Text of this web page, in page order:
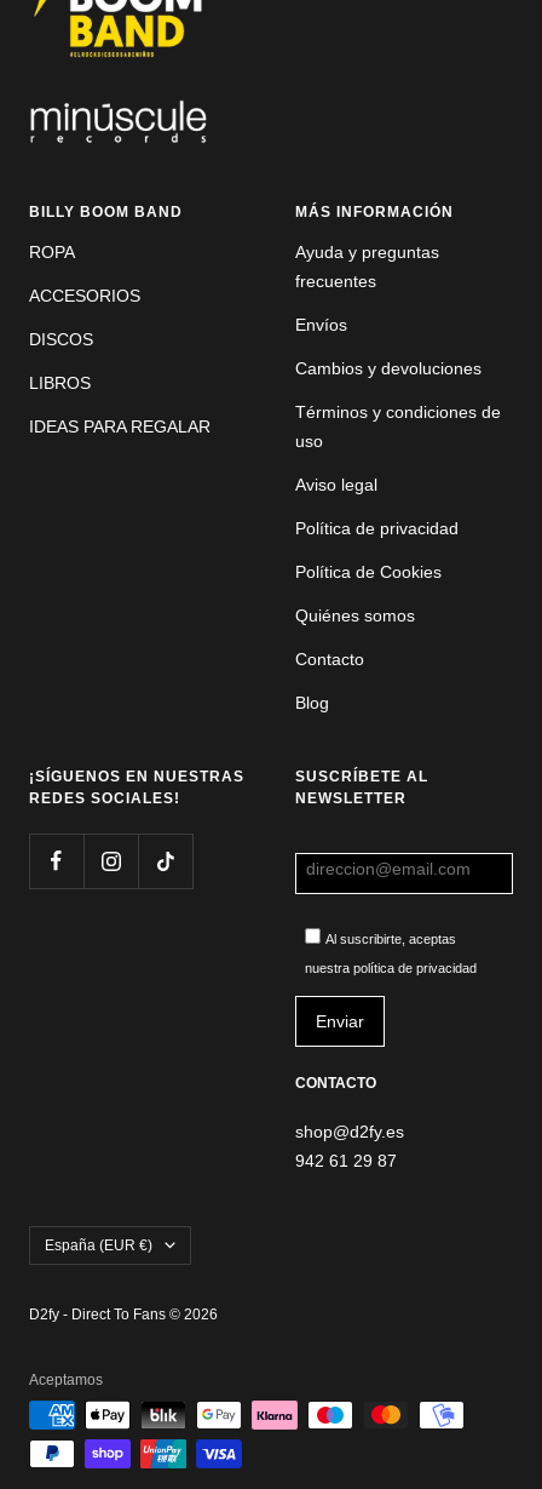
BILLY BOOM BAND
ROPA
ACCESORIOS
DISCOS
LIBROS
IDEAS PARA REGALAR
MÁS INFORMACIÓN
Ayuda y preguntas
frecuentes
Envíos
Cambios y devoluciones
Términos y condiciones de
uso
Aviso legal
Política de privacidad
Política de Cookies
Quiénes somos
Contacto
Blog
¡SÍGUENOS EN NUESTRAS
REDES SOCIALES!
SUSCRÍBETE AL
NEWSLETTER
Al suscribirte, aceptas
nuestra política de privacidad
CONTACTO
shop@d2fy.es
942 61 29 87
País/región
España (EUR €)
D2fy - Direct To Fans © 2026
Aceptamos